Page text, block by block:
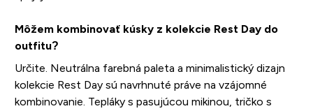
Môžem kombinovať kúsky z kolekcie Rest Day do
outfitu?
Určite. Neutrálna farebná paleta a minimalistický dizajn
kolekcie Rest Day sú navrhnuté práve na vzájomné
kombinovanie. Tepláky s pasujúcou mikinou, tričko s